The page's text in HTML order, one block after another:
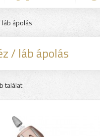
ápolás
/ láb ápolás
találat